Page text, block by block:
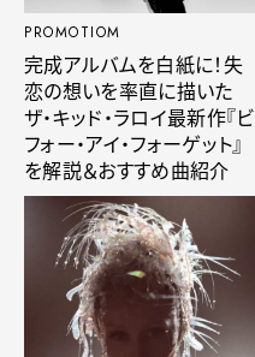
PROMOTIOM
完成アルバムを白紙に！失
恋の想いを率直に描いた
ザ・キッド・ラロイ最新作『ビ
フォー・アイ・フォーゲット』
を解説＆おすすめ曲紹介